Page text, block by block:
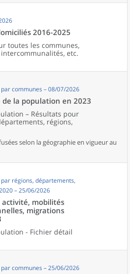
2016-2025
toutes les communes,
etc.
par communes – 08/07/2026
la population en 2023
– Résultats pour
régions,
selon la géographie en vigueur au
par régions, départements,
– 25/06/2026
activité, mobilités
migrations
- Fichier détail
par communes – 25/06/2026